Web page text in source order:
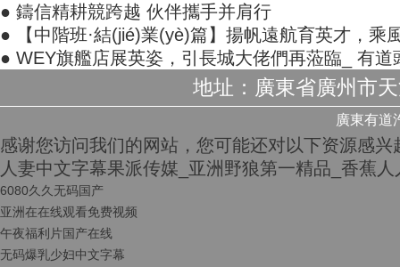
● 鑄信精耕競跨越 伙伴攜手并肩行
● 【中階班·結(jié)業(yè)篇】揚帆遠航育英才，乘
● WEY旗艦店展英姿，引長城大佬們再蒞臨_ 有道
地址：廣東省廣州市
廣東有
感谢您访问我们的网站，您可能还对以下资源感兴
人妻中文字幕果派传媒_亚洲野狼第一精品_香蕉
6080久久无码国产
亚洲在在线观看免费视频
午夜福利片国产在线
无码爆乳少妇中文字幕